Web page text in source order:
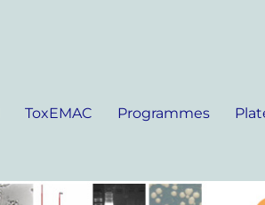
ToxEMAC Programmes